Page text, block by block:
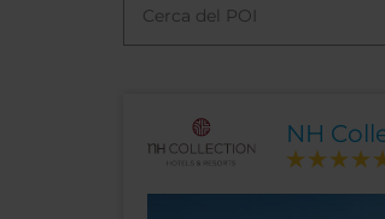
Cerca del POI
NH